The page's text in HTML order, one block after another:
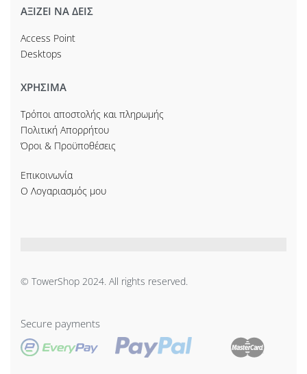
ΑΞΙΖΕΙ ΝΑ ΔΕΙΣ
Access Point
Desktops
ΧΡΗΣΙΜΑ
Τρόποι αποστολής και πληρωμής
Πολιτική Απορρήτου
Όροι & Προϋποθέσεις
Επικοινωνία
Ο Λογαριασμός μου
© TowerShop 2024. All rights reserved.
Secure payments